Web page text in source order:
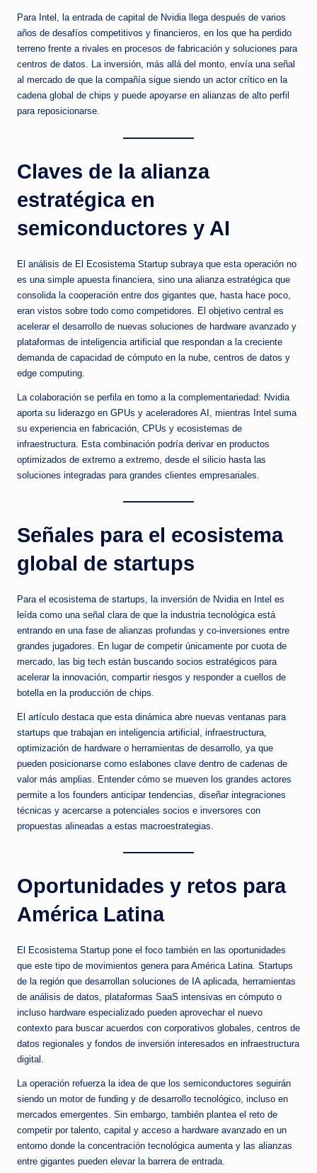
Para Intel, la entrada de capital de Nvidia llega después de varios
años de desafíos competitivos y financieros, en los que ha perdido
terreno frente a rivales en procesos de fabricación y soluciones para
centros de datos. La inversión, más allá del monto, envía una señal
al mercado de que la compañía sigue siendo un actor crítico en la
cadena global de chips y puede apoyarse en alianzas de alto perfil
para reposicionarse.
Claves de la alianza
estratégica en
semiconductores y AI
El análisis de El Ecosistema Startup subraya que esta operación no
es una simple apuesta financiera, sino una alianza estratégica que
consolida la cooperación entre dos gigantes que, hasta hace poco,
eran vistos sobre todo como competidores. El objetivo central es
acelerar el desarrollo de nuevas soluciones de hardware avanzado y
plataformas de inteligencia artificial que respondan a la creciente
demanda de capacidad de cómputo en la nube, centros de datos y
edge computing.
La colaboración se perfila en torno a la complementariedad: Nvidia
aporta su liderazgo en GPUs y aceleradores AI, mientras Intel suma
su experiencia en fabricación, CPUs y ecosistemas de
infraestructura. Esta combinación podría derivar en productos
optimizados de extremo a extremo, desde el silicio hasta las
soluciones integradas para grandes clientes empresariales.
Señales para el ecosistema
global de startups
Para el ecosistema de startups, la inversión de Nvidia en Intel es
leída como una señal clara de que la industria tecnológica está
entrando en una fase de alianzas profundas y co‑inversiones entre
grandes jugadores. En lugar de competir únicamente por cuota de
mercado, las big tech están buscando socios estratégicos para
acelerar la innovación, compartir riesgos y responder a cuellos de
botella en la producción de chips.
El artículo destaca que esta dinámica abre nuevas ventanas para
startups que trabajan en inteligencia artificial, infraestructura,
optimización de hardware o herramientas de desarrollo, ya que
pueden posicionarse como eslabones clave dentro de cadenas de
valor más amplias. Entender cómo se mueven los grandes actores
permite a los founders anticipar tendencias, diseñar integraciones
técnicas y acercarse a potenciales socios e inversores con
propuestas alineadas a estas macroestrategias.
Oportunidades y retos para
América Latina
El Ecosistema Startup pone el foco también en las oportunidades
que este tipo de movimientos genera para América Latina. Startups
de la región que desarrollan soluciones de IA aplicada, herramientas
de análisis de datos, plataformas SaaS intensivas en cómputo o
incluso hardware especializado pueden aprovechar el nuevo
contexto para buscar acuerdos con corporativos globales, centros de
datos regionales y fondos de inversión interesados en infraestructura
digital.
La operación refuerza la idea de que los semiconductores seguirán
siendo un motor de funding y de desarrollo tecnológico, incluso en
mercados emergentes. Sin embargo, también plantea el reto de
competir por talento, capital y acceso a hardware avanzado en un
entorno donde la concentración tecnológica aumenta y las alianzas
entre gigantes pueden elevar la barrera de entrada.